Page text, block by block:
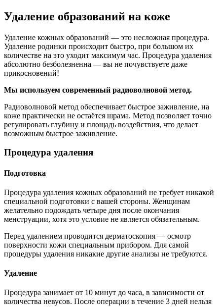
Удаление образований на коже
Удаление кожных образований — это несложная процедура.
Удаление родинки происходит быстро, при большом их
количестве на это уходит максимум час. Процедура удаления
абсолютно безболезненна — вы не почувствуете даже
прикосновений!
Мы используем современный радиоволновой метод.
Радиоволновой метод обеспечивает быстрое заживление, на
коже практически не остаётся шрама. Метод позволяет точно
регулировать глубину и площадь воздействия, что делает
возможным быстрое заживление.
Процедура удаления
Подготовка
Процедура удаления кожных образований не требует никакой
специальной подготовки с вашей стороны. Женщинам
желательно подождать четыре дня после окончания
менструации, хотя это условие не является обязательным.
Перед удалением проводится дерматоскопия — осмотр
поверхности кожи специальным прибором. Для самой
процедуры удаления никакие другие анализы не требуются.
Удаление
Процедура занимает от 10 минут до часа, в зависимости от
количества невусов. После операции в течение 3 дней нельзя